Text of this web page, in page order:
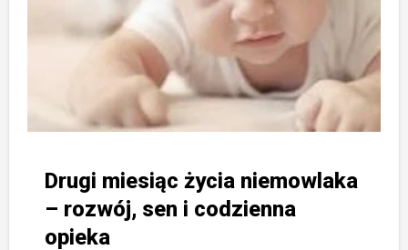
Drugi miesiąc życia niemowlaka
– rozwój, sen i codzienna
opieka